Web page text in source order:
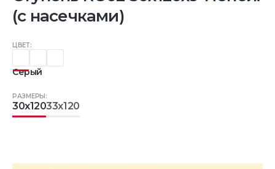
(с насечками)
ЦВЕТ:
Серый
РАЗМЕРЫ:
30x12033x120